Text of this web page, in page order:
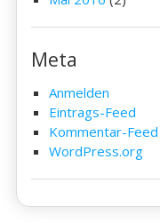
Meta
Anmelden
Eintrags-Feed
Kommentar-Feed
WordPress.org